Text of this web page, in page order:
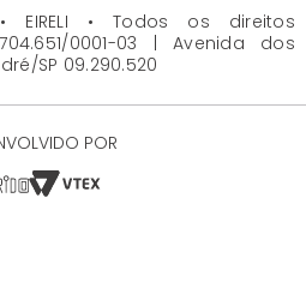
• EIRELI • Todos os direitos
0001-03 | Avenida dos
SP 09.290.520
POR